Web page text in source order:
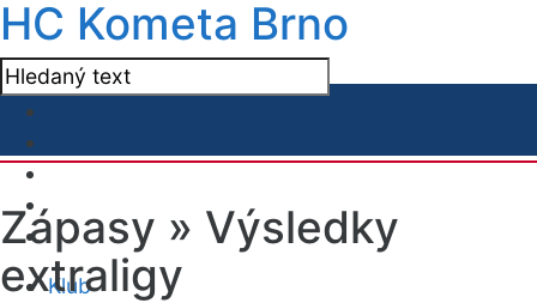
HC Kometa Brno
Klub
Zápasy » Výsledky
extraligy